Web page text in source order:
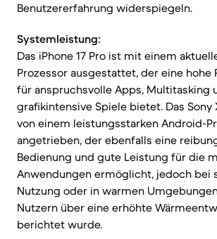
Benutzererfahrung widerspiegeln.
Systemleistung:
Das iPhone 17 Pro ist mit einem
Prozessor ausgestattet, der eine hohe
für anspruchsvolle Apps, Multitasking
grafikintensive Spiele bietet. Das Sony
von einem leistungsstarken Android-
angetrieben, der ebenfalls eine
Bedienung und gute Leistung für die
Anwendungen ermöglicht, jedoch bei
Nutzung oder in warmen
Nutzern über eine erhöhte
berichtet wurde.